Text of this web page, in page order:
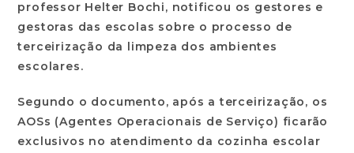
professor Helter Bochi, notificou os gestores e
gestoras das escolas sobre o processo de
terceirização da limpeza dos ambientes
escolares.
Segundo o documento, após a terceirização, os
AOSs (Agentes Operacionais de Serviço) ficarão
exclusivos no atendimento da cozinha escolar